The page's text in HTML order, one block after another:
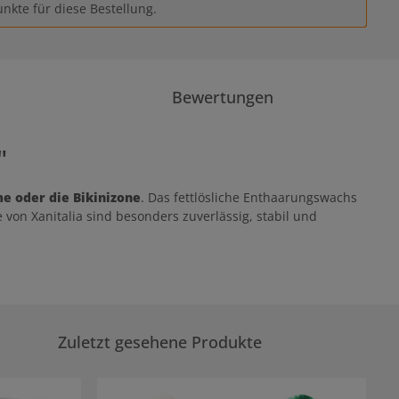
für diese Bestellung.
Bewertungen
oder die Bikinizone. Das fettlösliche Enthaarungswachs
Xanitalia sind besonders zuverlässig, stabil und
Zuletzt gesehene Produkte